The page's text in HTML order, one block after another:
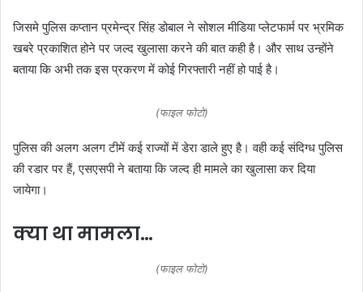
जिसमे पुलिस कप्तान प्रमेन्द्र सिंह डोबाल ने सोशल मीडिया प्लेटफार्म पर भ्रमिक
खबरे प्रकाशित होने पर जल्द खुलासा करने की बात कही है। और साथ उन्होंने
बताया कि अभी तक इस प्रकरण में कोई गिरफ्तारी नहीं हो पाई है।
(फाइल फोटो)
पुलिस की अलग अलग टीमें कई राज्यों में डेरा डाले हुए है। वही कई संदिग्ध पुलिस
की रडार पर हैं, एसएसपी ने बताया कि जल्द ही मामले का खुलासा कर दिया
जायेगा।
क्या था मामला…
(फाइल फोटो)